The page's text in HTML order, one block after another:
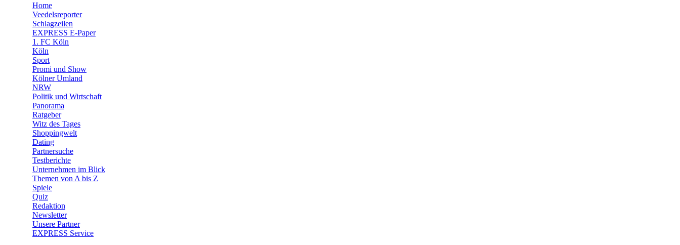
🛒 Shoppingwelt
🧩 Spiele
Home
Veedelsreporter
Schlagzeilen
EXPRESS E-Paper
1. FC Köln
Köln
Sport
Promi und Show
Kölner Umland
NRW
Politik und Wirtschaft
Panorama
Ratgeber
Witz des Tages
Shoppingwelt
Dating
Partnersuche
Testberichte
Unternehmen im Blick
Themen von A bis Z
Spiele
Quiz
Redaktion
Newsletter
Unsere Partner
EXPRESS Service